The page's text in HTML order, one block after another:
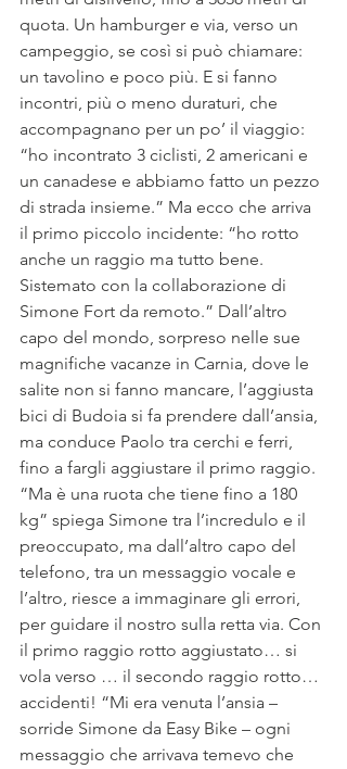
quota. Un hamburger e via, verso un
campeggio, se così si può chiamare:
un tavolino e poco più. E si fanno
incontri, più o meno duraturi, che
accompagnano per un po’ il viaggio:
“ho incontrato 3 ciclisti, 2 americani e
un canadese e abbiamo fatto un pezzo
di strada insieme.” Ma ecco che arriva
il primo piccolo incidente: “ho rotto
anche un raggio ma tutto bene.
Sistemato con la collaborazione di
Simone Fort da remoto.” Dall’altro
capo del mondo, sorpreso nelle sue
magnifiche vacanze in Carnia, dove le
salite non si fanno mancare, l’aggiusta
bici di Budoia si fa prendere dall’ansia,
ma conduce Paolo tra cerchi e ferri,
fino a fargli aggiustare il primo raggio.
“Ma è una ruota che tiene fino a 180
kg” spiega Simone tra l’incredulo e il
preoccupato, ma dall’altro capo del
telefono, tra un messaggio vocale e
l’altro, riesce a immaginare gli errori,
per guidare il nostro sulla retta via. Con
il primo raggio rotto aggiustato… si
vola verso … il secondo raggio rotto…
accidenti! “Mi era venuta l’ansia –
sorride Simone da Easy Bike – ogni
messaggio che arrivava temevo che